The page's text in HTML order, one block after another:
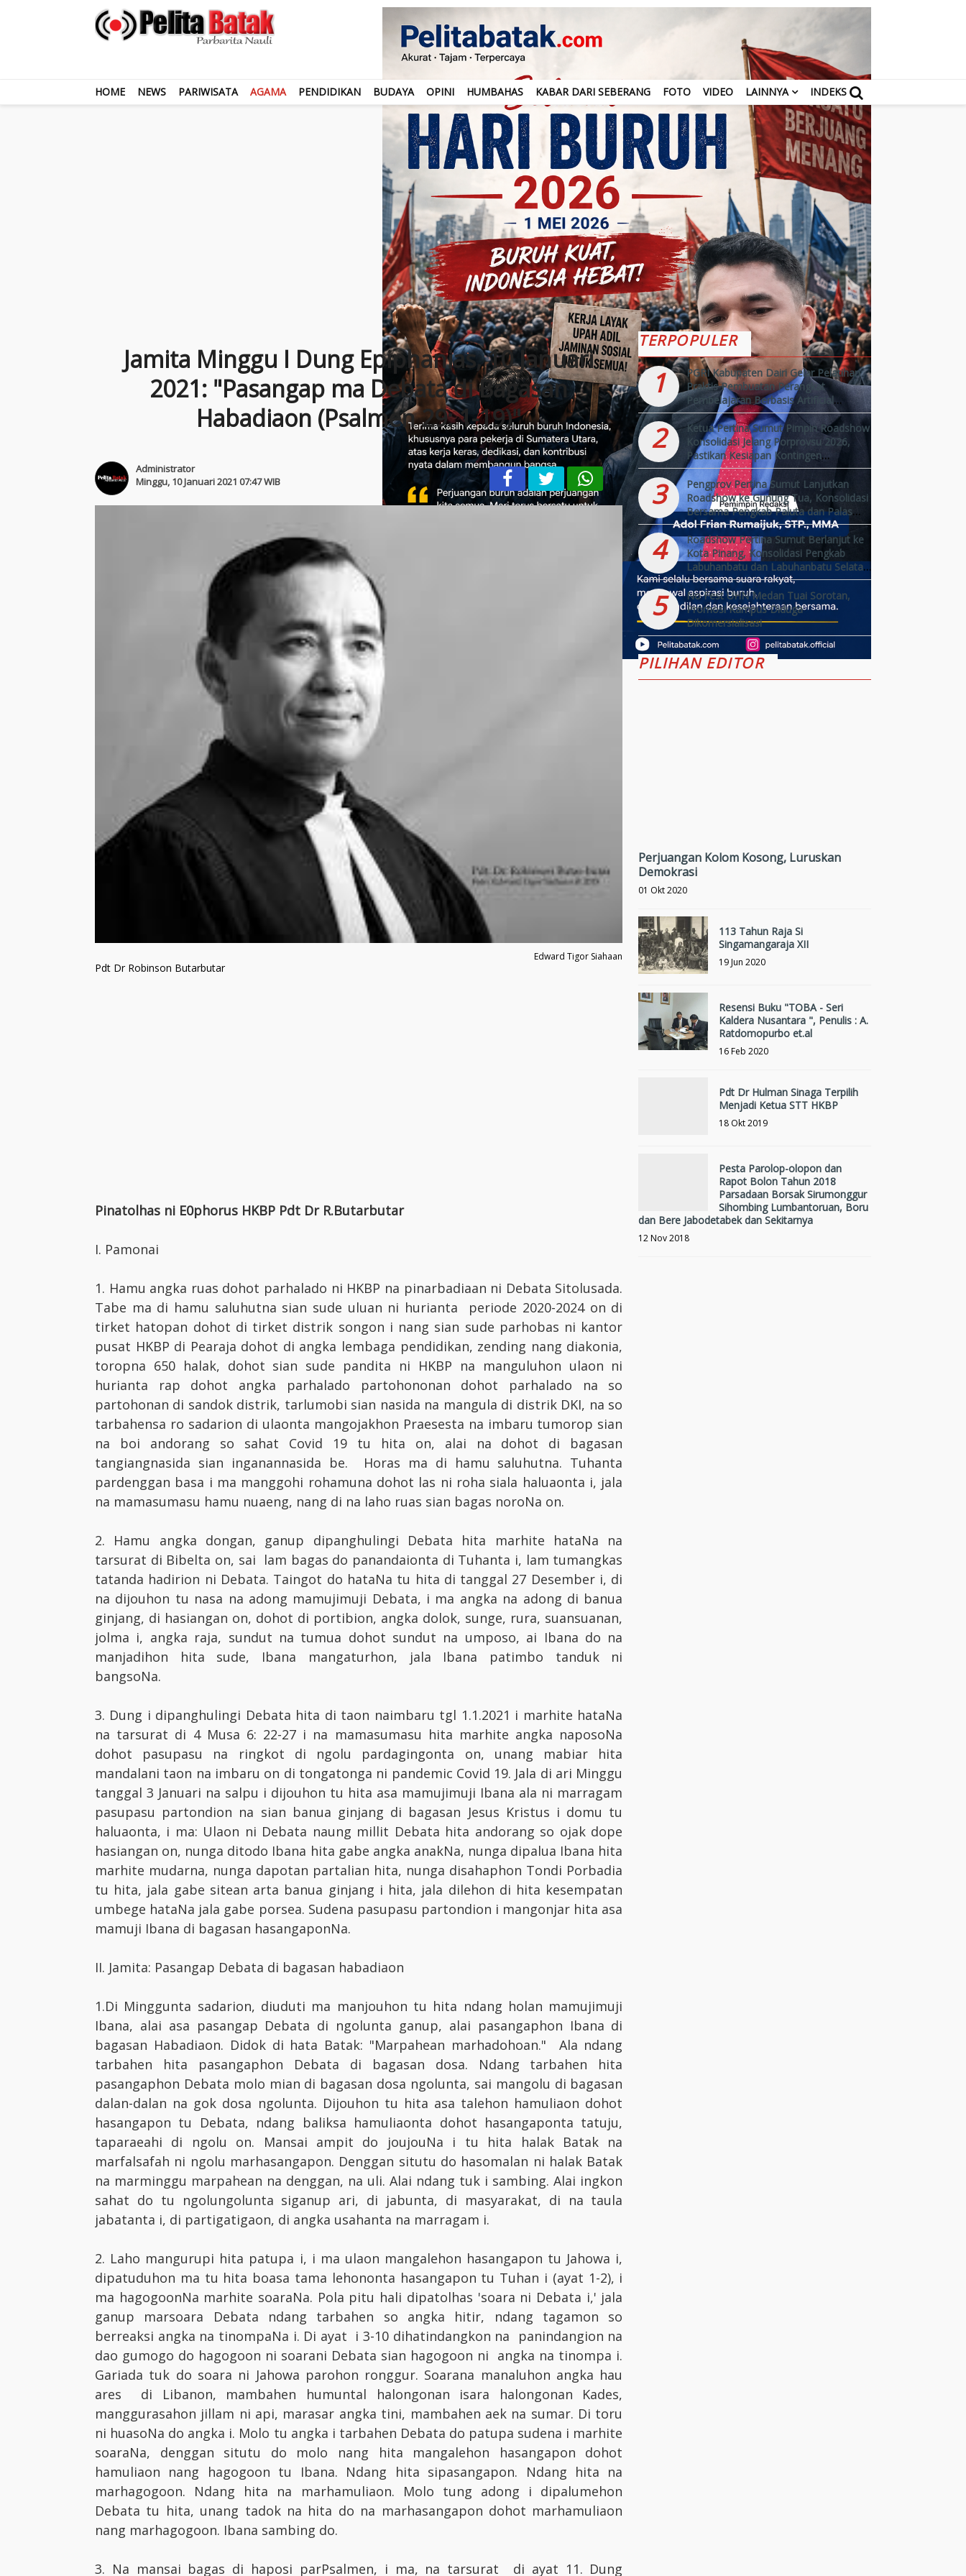
HOME NEWS PARIWISATA AGAMA PENDIDIKAN BUDAYA OPINI HUMBAHAS KABAR DARI SEBERANG FOTO VIDEO LAINNYA INDEKS
Jamita Minggu I Dung Epiphanias, 10 Januari
2021: "Pasangap ma Debata di Bagasan
Habadiaon (Psalmen 29: 1-19)"
Administrator
Minggu, 10 Januari 2021 07:47 WIB
Edward Tigor Siahaan
Pdt Dr Robinson Butarbutar
Pinatolhas ni E0phorus HKBP Pdt Dr R.Butarbutar
I. Pamonai
1. Hamu angka ruas dohot parhalado ni HKBP na pinarbadiaan ni Debata Sitolusada.
Tabe ma di hamu saluhutna sian sude uluan ni hurianta periode 2020-2024 on di
tirket hatopan dohot di tirket distrik songon i nang sian sude parhobas ni kantor
pusat HKBP di Pearaja dohot di angka lembaga pendidikan, zending nang diakonia,
toropna 650 halak, dohot sian sude pandita ni HKBP na manguluhon ulaon ni
hurianta rap dohot angka parhalado partohononan dohot parhalado na so
partohonan di sandok distrik, tarlumobi sian nasida na mangula di distrik DKI, na so
tarbahensa ro sadarion di ulaonta mangojakhon Praesesta na imbaru tumorop sian
na boi andorang so sahat Covid 19 tu hita on, alai na dohot di bagasan
tangiangnasida sian inganannasida be. Horas ma di hamu saluhutna. Tuhanta
pardenggan basa i ma manggohi rohamuna dohot las ni roha siala haluaonta i, jala
na mamasumasu hamu nuaeng, nang di na laho ruas sian bagas noroNa on.
2. Hamu angka dongan, ganup dipanghulingi Debata hita marhite hataNa na
tarsurat di Bibelta on, sai lam bagas do panandaionta di Tuhanta i, lam tumangkas
tatanda hadirion ni Debata. Taingot do hataNa tu hita di tanggal 27 Desember i, di
na dijouhon tu nasa na adong mamujimuji Debata, i ma angka na adong di banua
ginjang, di hasiangan on, dohot di portibion, angka dolok, sunge, rura, suansuanan,
jolma i, angka raja, sundut na tumua dohot sundut na umposo, ai Ibana do na
manjadihon hita sude, Ibana mangaturhon, jala Ibana patimbo tanduk ni
bangsoNa.
3. Dung i dipanghulingi Debata hita di taon naimbaru tgl 1.1.2021 i marhite hataNa
na tarsurat di 4 Musa 6: 22-27 i na mamasumasu hita marhite angka naposoNa
dohot pasupasu na ringkot di ngolu pardagingonta on, unang mabiar hita
mandalani taon na imbaru on di tongatonga ni pandemic Covid 19. Jala di ari Minggu
tanggal 3 Januari na salpu i dijouhon tu hita asa mamujimuji Ibana ala ni marragam
pasupasu partondion na sian banua ginjang di bagasan Jesus Kristus i domu tu
haluaonta, i ma: Ulaon ni Debata naung millit Debata hita andorang so ojak dope
hasiangan on, nunga ditodo Ibana hita gabe angka anakNa, nunga dipalua Ibana hita
marhite mudarna, nunga dapotan partalian hita, nunga disahaphon Tondi Porbadia
tu hita, jala gabe sitean arta banua ginjang i hita, jala dilehon di hita kesempatan
umbege hataNa jala gabe porsea. Sudena pasupasu partondion i mangonjar hita asa
mamuji Ibana di bagasan hasangaponNa.
II. Jamita: Pasangap Debata di bagasan habadiaon
1.Di Minggunta sadarion, diuduti ma manjouhon tu hita ndang holan mamujimuji
Ibana, alai asa pasangap Debata di ngolunta ganup, alai pasangaphon Ibana di
bagasan Habadiaon. Didok di hata Batak: "Marpahean marhadohoan." Ala ndang
tarbahen hita pasangaphon Debata di bagasan dosa. Ndang tarbahen hita
pasangaphon Debata molo mian di bagasan dosa ngolunta, sai mangolu di bagasan
dalan-dalan na gok dosa ngolunta. Dijouhon tu hita asa talehon hamuliaon dohot
hasangapon tu Debata, ndang baliksa hamuliaonta dohot hasangaponta tatuju,
taparaeahi di ngolu on. Mansai ampit do joujouNa i tu hita halak Batak na
marfalsafah ni ngolu marhasangapon. Denggan situtu do hasomalan ni halak Batak
na marminggu marpahean na denggan, na uli. Alai ndang tuk i sambing. Alai ingkon
sahat do tu ngolungolunta siganup ari, di jabunta, di masyarakat, di na taula
jabatanta i, di partigatigaon, di angka usahanta na marragam i.
2. Laho mangurupi hita patupa i, i ma ulaon mangalehon hasangapon tu Jahowa i,
dipatuduhon ma tu hita boasa tama lehononta hasangapon tu Tuhan i (ayat 1-2), i
ma hagogoonNa marhite soaraNa. Pola pitu hali dipatolhas 'soara ni Debata i,' jala
ganup marsoara Debata ndang tarbahen so angka hitir, ndang tagamon so
berreaksi angka na tinompaNa i. Di ayat i 3-10 dihatindangkon na panindangion na
dao gumogo do hagogoon ni soarani Debata sian hagogoon ni angka na tinompa i.
Gariada tuk do soara ni Jahowa parohon ronggur. Soarana manaluhon angka hau
ares di Libanon, mambahen humuntal halongonan isara halongonan Kades,
manggurasahon jillam ni api, marasar angka tini, mambahen aek na sumar. Di toru
ni huasoNa do angka i. Molo tu angka i tarbahen Debata do patupa sudena i marhite
soaraNa, denggan situtu do molo nang hita mangalehon hasangapon dohot
hamuliaon nang hagogoon tu Ibana. Ndang hita sipasangapon. Ndang hita na
marhagogoon. Ndang hita na marhamuliaon. Molo tung adong i dipalumehon
Debata tu hita, unang tadok na hita do na marhasangapon dohot marhamuliaon
nang marhagogoon. Ibana sambing do.
3. Na mansai bagas di haposi parPsalmen, i ma, na tarsurat di ayat 11. Dung
TERPOPULER
1
PGRI Kabupaten Dairi Gelar Pelatihan
Praktis Pembuatan Perangkat
Pembelajaran Berbasis Artificial
Intelligence (AI)
2
Ketua Pertina Sumut Pimpin Roadshow
Konsolidasi Jelang Porprovsu 2026,
Pastikan Kesiapan Kontingen
Kabupaten/Kota
3
Pengprov Pertina Sumut Lanjutkan
Roadshow ke Gunung Tua, Konsolidasi
Bersama Pengkab Paluta dan Palas
Jelang Porprovsu 2026
4
Roadshow Pertina Sumut Berlanjut ke
Kota Pinang, Konsolidasi Pengkab
Labuhanbatu dan Labuhanbatu Selatan
Jelang Porprovsu 2026
5
No Fest UHN Medan Tuai Sorotan,
Promosi Kampus Diduga
Dikomersialisasi
PILIHAN EDITOR
Perjuangan Kolom Kosong, Luruskan
Demokrasi
01 Okt 2020
113 Tahun Raja Si
Singamangaraja XII
19 Jun 2020
Resensi Buku "TOBA - Seri
Kaldera Nusantara ", Penulis : A.
Ratdomopurbo et.al
16 Feb 2020
Pdt Dr Hulman Sinaga Terpilih
Menjadi Ketua STT HKBP
18 Okt 2019
Pesta Parolop-olopon dan
Rapot Bolon Tahun 2018
Parsadaan Borsak Sirumonggur
Sihombing Lumbantoruan, Boru
dan Bere Jabodetabek dan Sekitarnya
12 Nov 2018